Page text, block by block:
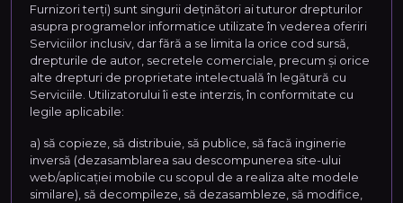
Furnizori terți) sunt singurii deținători ai tuturor drepturilor
asupra programelor informatice utilizate în vederea oferiri
Serviciilor inclusiv, dar fără a se limita la orice cod sursă,
drepturile de autor, secretele comerciale, precum și orice
alte drepturi de proprietate intelectuală în legătură cu
Serviciile. Utilizatorului îi este interzis, în conformitate cu
legile aplicabile:
a) să copieze, să distribuie, să publice, să facă inginerie
inversă (dezasamblarea sau descompunerea site-ului
web/aplicației mobile cu scopul de a realiza alte modele
similare), să decompileze, să dezasambleze, să modifice,